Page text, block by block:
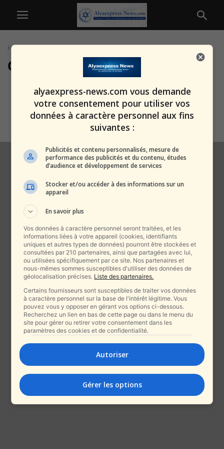
Home
Gali Baharav-Miarra
Un israélien inculpé pour
menaces contre la procureure
générale : «...
alxprss_sab
alyaexpress-news.com vous demande
votre consentement pour utiliser vos
données à caractère personnel aux fins
suivantes :
Publicités et contenu personnalisés, mesure de
performance des publicités et du contenu, études
d’audience et développement de services
Stocker et/ou accéder à des informations sur un
appareil
En savoir plus
Vos données à caractère personnel seront traitées, et les
informations liées à votre appareil (cookies, identifiants
uniques et autres types de données) pourront être stockées et
consultées par 210 partenaires, ainsi que partagées avec lui,
ou utilisées spécifiquement par ce site. Nos partenaires et
nous-mêmes sommes susceptibles d'utiliser des données de
géolocalisation précises. Liste des partenaires.
Certains fournisseurs sont susceptibles de traiter vos données
à caractère personnel sur la base de l'intérêt légitime. Vous
pouvez vous y opposer en gérant vos options ci-dessous.
Recherchez un lien en bas de cette page ou dans le menu du
site pour gérer ou retirer votre consentement dans les
paramètres des cookies et de confidentialité.
Autoriser
Gérer les options